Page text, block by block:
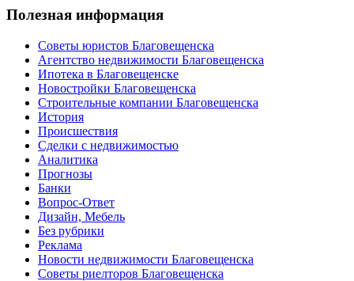
Полезная информация
Советы юристов Благовещенска
Агентство недвижимости Благовещенска
Ипотека в Благовещенске
Новостройки Благовещенска
Строительные компании Благовещенска
История
Происшествия
Сделки с недвижимостью
Аналитика
Прогнозы
Банки
Вопрос-Ответ
Дизайн, Мебель
Без рубрики
Реклама
Новости недвижимости Благовещенска
Советы риелторов Благовещенска